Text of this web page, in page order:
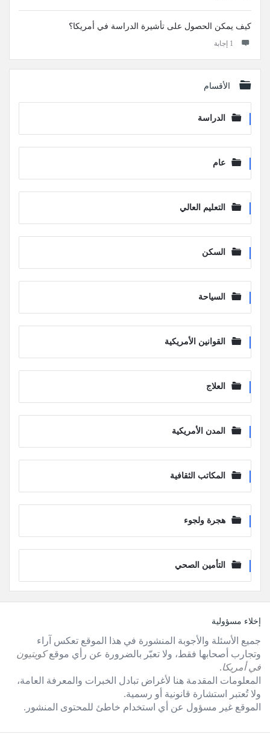
كيف يمكن الحصول على تأشيرة الدراسة في أمريكا؟
‫1 إجابة
الأقسام
الدراسة
عام
التعليم العالي
السكن
السياحة
القوانين الأمريكية
العلاج
المدن الأمريكية
المكاتب الثقافية
هجرة ولجوء
التأمين الصحي
الفوترإخلاء مسؤولية
جميع الأسئلة والأجوبة المنشورة في هذا الموقع تعكس آراء
وتجارب أصحابها فقط، ولا تعبّر بالضرورة عن رأي موقعكويتيون
في أمريكا.
المعلومات المقدمة هنا لأغراض تبادل الخبرات والمعرفة العامة،
ولا تُعتبر استشارة قانونية أو رسمية.
الموقع غير مسؤول عن أي استخدام خاطئ للمحتوى المنشور.